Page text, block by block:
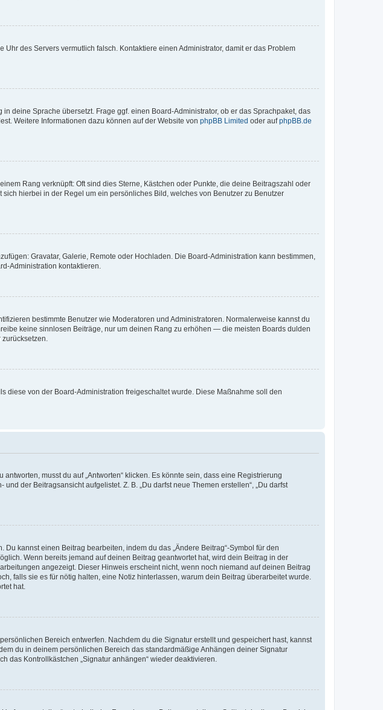
des Servers vermutlich falsch. Kontaktiere einen Administrator, damit er das Problem
deine Sprache übersetzt. Frage ggf. einen Board-Administrator, ob er das Sprachpaket, das
Weitere Informationen dazu können auf der Website von phpBB Limited oder aufphpBB.de
Rang verknüpft: Oft sind dies Sterne, Kästchen oder Punkte, die deine Beitragszahl oder
hierbei in der Regel um ein persönliches Bild, welches von Benutzer zu Benutzer
Gravatar, Galerie, Remote oder Hochladen. Die Board-Administration kann bestimmen,
Administration kontaktieren.
bestimmte Benutzer wie Moderatoren und Administratoren. Normalerweise kannst du
keine sinnlosen Beiträge, nur um deinen Rang zu erhöhen — die meisten Boards dulden
diese von der Board-Administration freigeschaltet wurde. Diese Maßnahme soll den
musst du auf „Antworten“ klicken. Es könnte sein, dass eine Registrierung
der Beitragsansicht aufgelistet. Z. B. „Du darfst neue Themen erstellen“, „Du darfst
kannst einen Beitrag bearbeiten, indem du das „Ändere Beitrag“-Symbol für den
Wenn bereits jemand auf deinen Beitrag geantwortet hat, wird dein Beitrag in der
angezeigt. Dieser Hinweis erscheint nicht, wenn noch niemand auf deinen Beitrag
falls sie es für nötig halten, eine Notiz hinterlassen, warum dein Beitrag überarbeitet wurde.
hat.
Bereich entwerfen. Nachdem du die Signatur erstellt und gespeichert hast, kannst
du in deinem persönlichen Bereich das standardmäßige Anhängen deiner Signatur
das Kontrollkästchen „Signatur anhängen“ wieder deaktivieren.